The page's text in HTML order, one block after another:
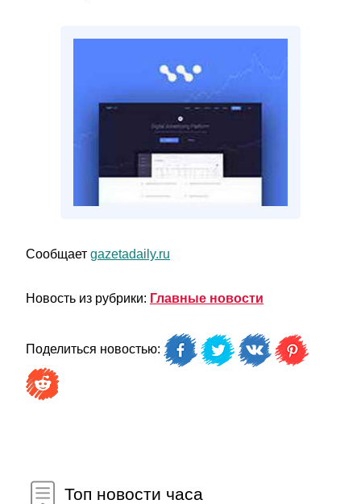
Сообщает gazetadaily.ru
Новость из рубрики: Главные новости
Поделиться новостью:
Топ новости часа